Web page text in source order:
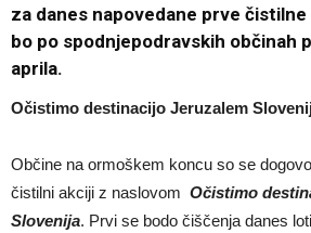
za danes napovedane prve čistilne
bo po spodnjepodravskih občinah
aprila.
Očistimo destinacijo Jeruzalem
Občine na ormoškem koncu so se
čistilni akciji z naslovom Očistimo
Slovenija. Prvi se bodo čiščenja danes